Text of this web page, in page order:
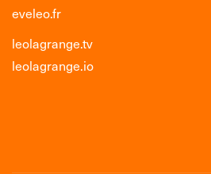
eveleo.fr
leolagrange.tv
leolagrange.io